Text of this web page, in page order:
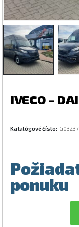
IVECO –
Katalógové číslo:
ponuku